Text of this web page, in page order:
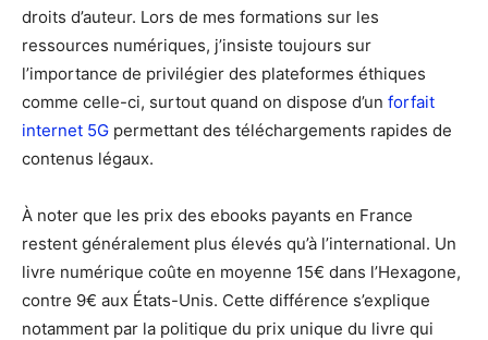
droits d’auteur. Lors de mes formations sur les
ressources numériques, j’insiste toujours sur
l’importance de privilégier des plateformes éthiques
comme celle-ci, surtout quand on dispose d’un forfait
internet 5G permettant des téléchargements rapides de
contenus légaux.
À noter que les prix des ebooks payants en France
restent généralement plus élevés qu’à l’international. Un
livre numérique coûte en moyenne 15€ dans l’Hexagone,
contre 9€ aux États-Unis. Cette différence s’explique
notamment par la politique du prix unique du livre qui